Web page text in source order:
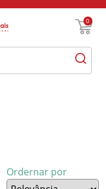
0
Ordernar por